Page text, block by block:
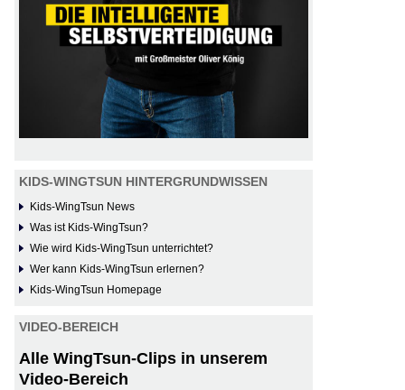
KIDS-WINGTSUN HINTERGRUNDWISSEN
Kids-WingTsun News
Was ist Kids-WingTsun?
Wie wird Kids-WingTsun unterrichtet?
Wer kann Kids-WingTsun erlernen?
Kids-WingTsun Homepage
VIDEO-BEREICH
Alle WingTsun-Clips in unserem
Video-Bereich